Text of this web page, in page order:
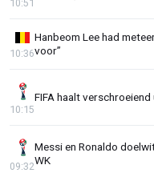
10:51
Hanbeom Lee had
voor”
10:36
FIFA haalt
10:15
Messi en Ronaldo
WK
09:32